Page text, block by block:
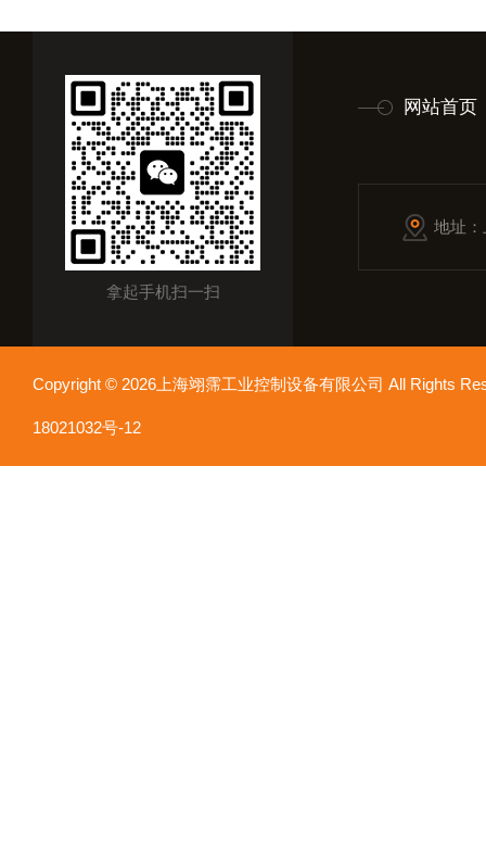
拿起手机扫一扫
网站首页
地址
Copyright © 2026上海翊霈工业控制设备有限公司 All Rights
18021032号-12